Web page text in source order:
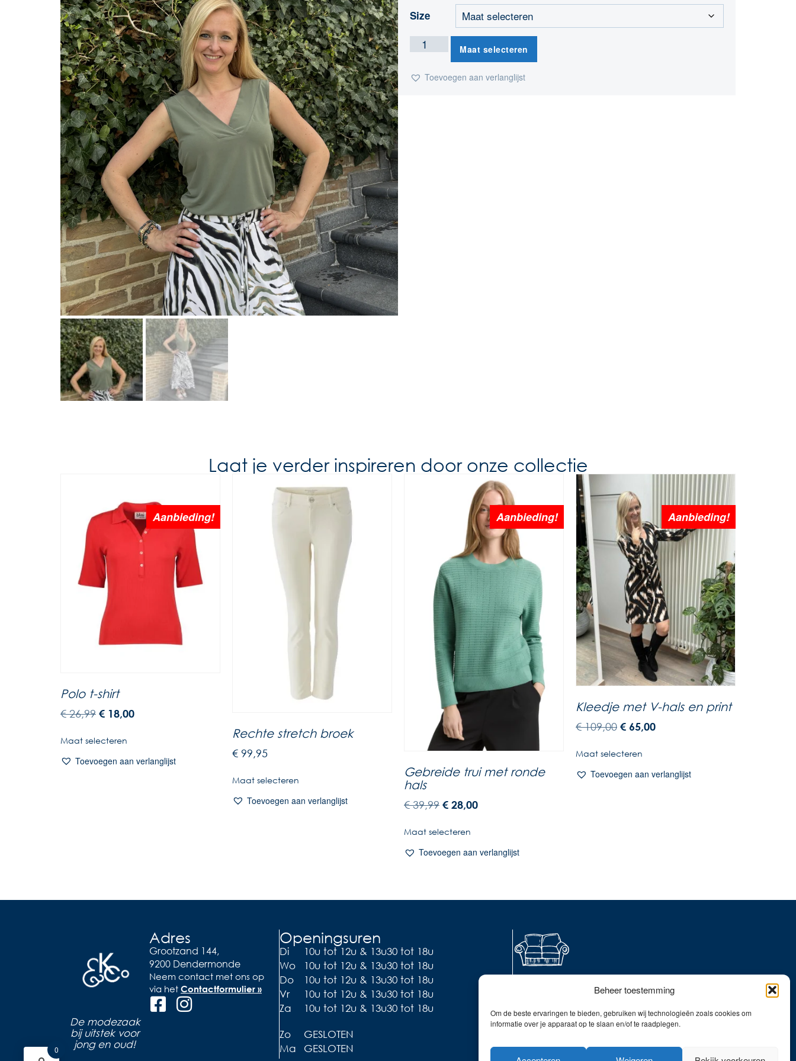
Beheer toestemming
Om de beste ervaringen te bieden, gebruiken wij technologieën zoals cookies om
informatie over je apparaat op te slaan en/of te raadplegen.
Size
Maat selecteren
Toevoegen aan verlanglijst
Laat je verder inspireren door onze collectie
Aanbieding!
Polo t-shirt
€26,99 € 18,00
Maat selecteren
Toevoegen aan verlanglijst
Rechte stretch broek
€ 99,95
Maat selecteren
Toevoegen aan verlanglijst
Aanbieding!
Gebreide trui met ronde
hals
€39,99 € 28,00
Maat selecteren
Toevoegen aan verlanglijst
Aanbieding!
Kleedje met V-hals en print
€109,00 € 65,00
Maat selecteren
Toevoegen aan verlanglijst
De modezaak
bij uitstek voor
jong en oud!
Adres
Grootzand 144,
9200 Dendermonde
Neem contact met ons op
via het Contactformulier »
Openingsuren
Di
10u tot 12u & 13u30 tot 18u
Wo
10u tot 12u & 13u30 tot 18u
Do
10u tot 12u & 13u30 tot 18u
Vr
10u tot 12u & 13u30 tot 18u
Za
10u tot 12u & 13u30 tot 18u
Zo
GESLOTEN
Ma
GESLOTEN
Liever thuis shoppen?
Ontdek onze collecties in
Naar de online shop!
0